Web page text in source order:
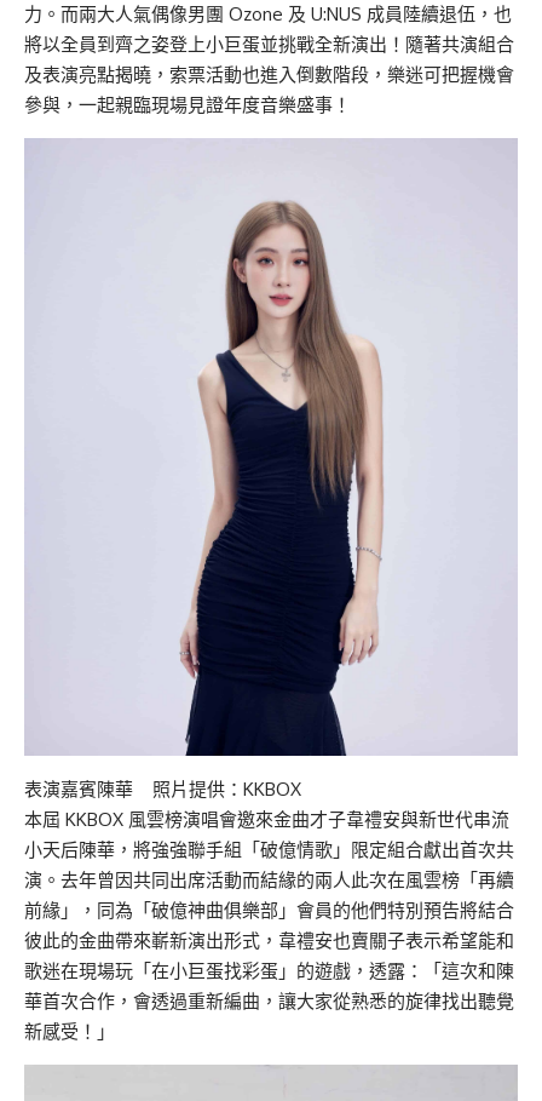
力。而兩大人氣偶像男團 Ozone 及 U:NUS 成員陸續退伍，也
將以全員到齊之姿登上小巨蛋並挑戰全新演出！隨著共演組合
及表演亮點揭曉，索票活動也進入倒數階段，樂迷可把握機會
參與，一起親臨現場見證年度音樂盛事！
表演嘉賓陳華 照片提供：KKBOX
本屆 KKBOX 風雲榜演唱會邀來金曲才子韋禮安與新世代串流
小天后陳華，將強強聯手組「破億情歌」限定組合獻出首次共
演。去年曾因共同出席活動而結緣的兩人此次在風雲榜「再續
前緣」，同為「破億神曲俱樂部」會員的他們特別預告將結合
彼此的金曲帶來嶄新演出形式，韋禮安也賣關子表示希望能和
歌迷在現場玩「在小巨蛋找彩蛋」的遊戲，透露：「這次和陳
華首次合作，會透過重新編曲，讓大家從熟悉的旋律找出聽覺
新感受！」